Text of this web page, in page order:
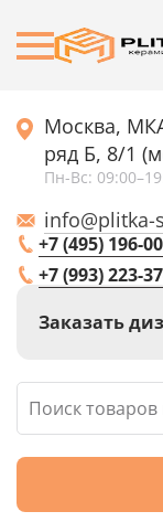
Москва,
ряд Б, 8/1
Пн-Вс:
info@plitka-
+7 (495) 196-
+7 (993) 223-
Заказать